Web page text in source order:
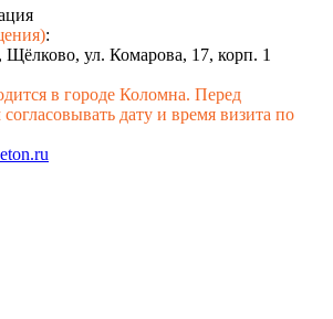
:
Щёлково, ул. Комарова, 17, корп. 1
в городе Коломна. Перед
дату и время визита по